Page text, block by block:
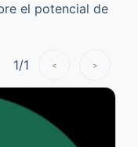
el potencial de
1/1 < >